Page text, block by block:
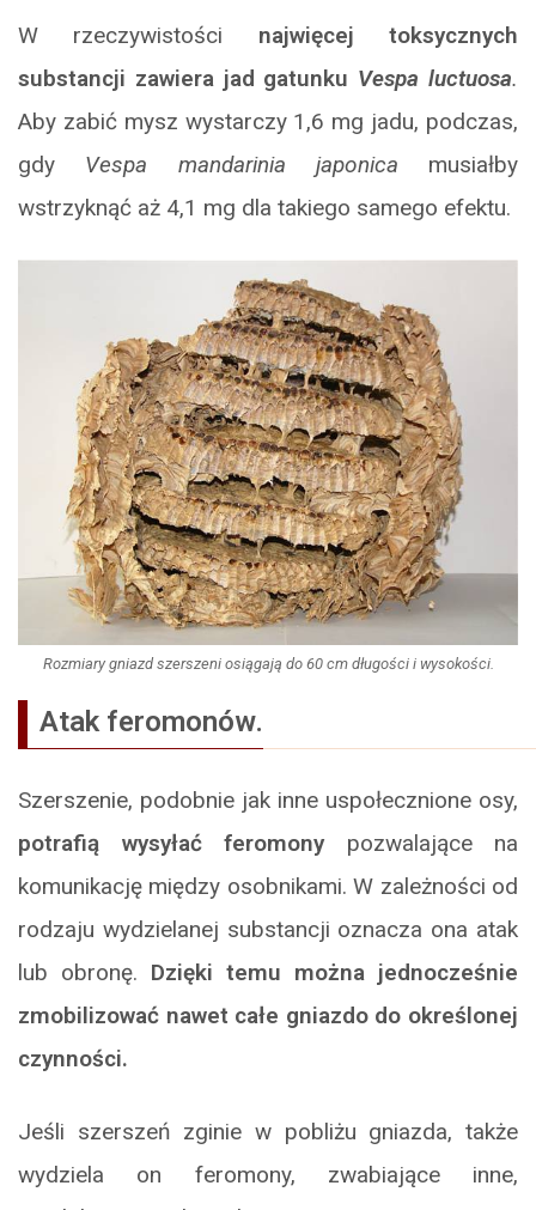
W rzeczywistości najwięcej toksycznych
substancji zawiera jad gatunku Vespa luctuosa.
Aby zabić mysz wystarczy 1,6 mg jadu, podczas,
gdy Vespa mandarinia japonica musiałby
wstrzyknąć aż 4,1 mg dla takiego samego efektu.
Rozmiary gniazd szerszeni osiągają do 60 cm długości i wysokości.
Atak feromonów.
Szerszenie, podobnie jak inne uspołecznione osy,
potrafią wysyłać feromonypozwalające na
komunikację między osobnikami. W zależności od
rodzaju wydzielanej substancji oznacza ona atak
lub obronę. Dzięki temu można jednocześnie
zmobilizować nawet całe gniazdo do określonej
czynności.
Jeśli szerszeń zginie w pobliżu gniazda, także
wydziela on feromony, zwabiające inne,